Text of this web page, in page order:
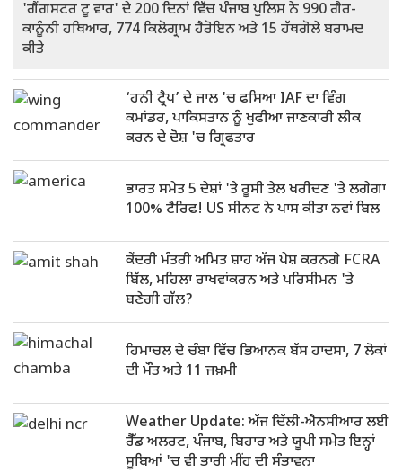
'ਗੈਂਗਸਟਰ ਟੂ ਵਾਰ' ਦੇ 200 ਦਿਨਾਂ ਵਿੱਚ ਪੰਜਾਬ ਪੁਲਿਸ ਨੇ 990 ਗੈਰ-
ਕਾਨੂੰਨੀ ਹਥਿਆਰ, 774 ਕਿਲੋਗ੍ਰਾਮ ਹੈਰੋਇਨ ਅਤੇ 15 ਹੱਥਗੋਲੇ ਬਰਾਮਦ
ਕੀਤੇ
‘ਹਨੀ ਟ੍ਰੈਪ’ ਦੇ ਜਾਲ 'ਚ ਫਸਿਆ IAF ਦਾ ਵਿੰਗ
ਕਮਾਂਡਰ, ਪਾਕਿਸਤਾਨ ਨੂੰ ਖੁਫੀਆ ਜਾਣਕਾਰੀ ਲੀਕ
ਕਰਨ ਦੇ ਦੋਸ਼ 'ਚ ਗ੍ਰਿਫਤਾਰ
ਭਾਰਤ ਸਮੇਤ 5 ਦੇਸ਼ਾਂ 'ਤੇ ਰੂਸੀ ਤੇਲ ਖਰੀਦਣ 'ਤੇ ਲਗੇਗਾ
100% ਟੈਰਿਫ! US ਸੀਨਟ ਨੇ ਪਾਸ ਕੀਤਾ ਨਵਾਂ ਬਿਲ
ਕੇਂਦਰੀ ਮੰਤਰੀ ਅਮਿਤ ਸ਼ਾਹ ਅੱਜ ਪੇਸ਼ ਕਰਨਗੇ FCRA
ਬਿੱਲ, ਮਹਿਲਾ ਰਾਖਵਾਂਕਰਨ ਅਤੇ ਪਰਿਸੀਮਨ 'ਤੇ
ਬਣੇਗੀ ਗੱਲ?
ਹਿਮਾਚਲ ਦੇ ਚੰਬਾ ਵਿੱਚ ਭਿਆਨਕ ਬੱਸ ਹਾਦਸਾ, 7 ਲੋਕਾਂ
ਦੀ ਮੌਤ ਅਤੇ 11 ਜਖ਼ਮੀ
Weather Update: ਅੱਜ ਦਿੱਲੀ-ਐਨਸੀਆਰ ਲਈ
ਰੈੱਡ ਅਲਰਟ, ਪੰਜਾਬ, ਬਿਹਾਰ ਅਤੇ ਯੂਪੀ ਸਮੇਤ ਇਨ੍ਹਾਂ
ਸੂਬਿਆਂ 'ਚ ਵੀ ਭਾਰੀ ਮੀਂਹ ਦੀ ਸੰਭਾਵਨਾ